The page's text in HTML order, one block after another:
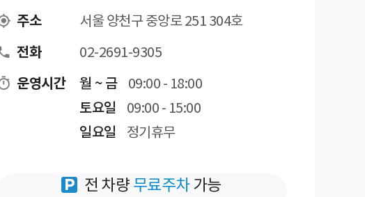
주소 서울 양천구 중앙로 251 304호
전화 02-2691-9305
운영시간 월 ~ 금 09:00 - 18:00
토요일 09:00 - 15:00
일요일 정기휴무
전 차량 무료주차가능